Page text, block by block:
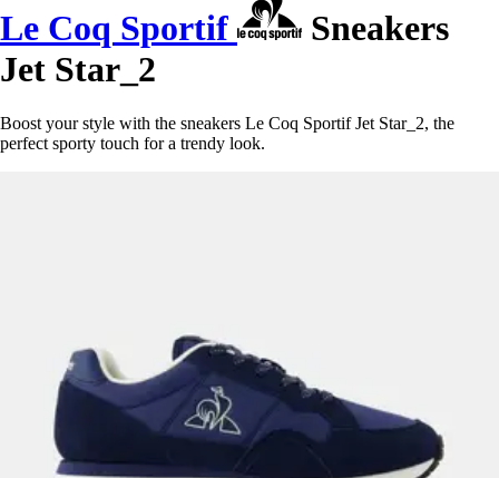
Le Coq Sportif
Sneakers
Jet Star_2
Boost your style with the sneakers Le Coq Sportif Jet Star_2, the
perfect sporty touch for a trendy look.